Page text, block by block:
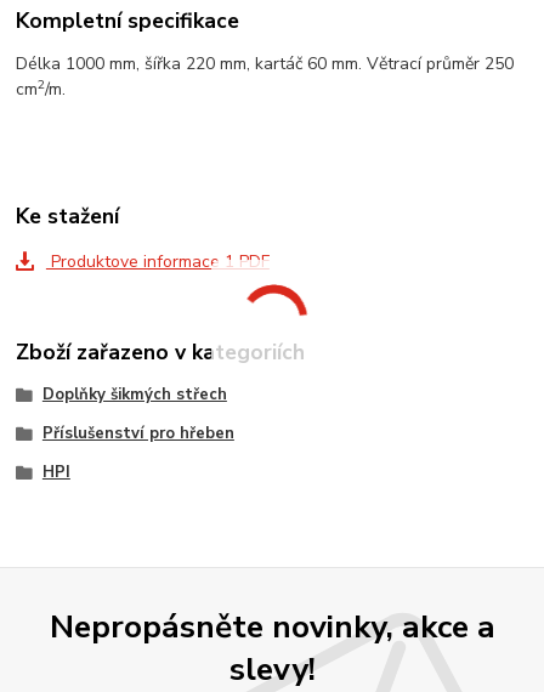
Kompletní specifikace
Délka 1000 mm, šířka 220 mm, kartáč 60 mm. Větrací průměr 250
cm2/m.
Ke stažení
Produktove informace 1 PDF
Zboží zařazeno v kategoriích
Doplňky šikmých střech
Příslušenství pro hřeben
HPI
Nepropásněte novinky, akce a
slevy!